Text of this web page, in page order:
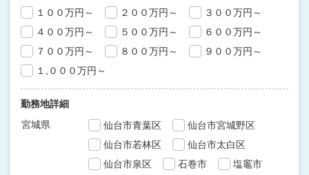
１００万円～ ２００万円～
３００万円～
４００万円～
５００万円～
６００万円～
７００万円～
８００万円～
９００万円～
１,０００万円～
勤務地詳細
宮城県
仙台市青葉区
仙台市宮城野区
仙台市若林区
仙台市太白区
仙台市泉区
石巻市
塩竈市